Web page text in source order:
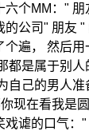
六个MM："
公司" 朋友
个遍， 然后
都是属于别
自己的男人
你现在看我是
谑的口气：